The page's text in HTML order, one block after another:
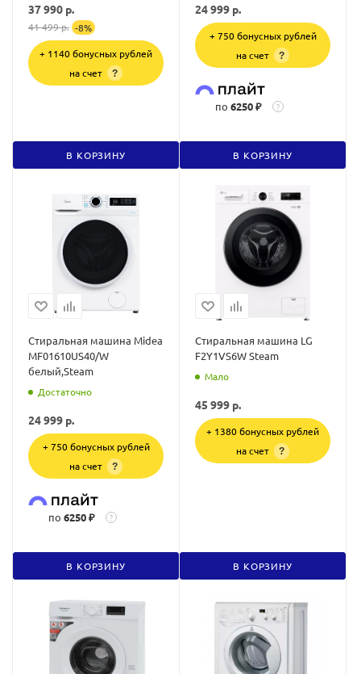
37 990 р.
41 499р. -8%
+ 1140 бонусных рублей
на счет
?
В КОРЗИНУ
24 999 р.
+ 750 бонусных рублей
на счет
?
по 6250 ₽ ?
В КОРЗИНУ
Стиральная машина Midea
MF01610US40/W
белый,Steam
Достаточно
24 999 р.
+ 750 бонусных рублей
на счет
?
по 6250 ₽ ?
В КОРЗИНУ
Стиральная машина LG
F2Y1VS6W Steam
Мало
45 999 р.
+ 1380 бонусных рублей
на счет
?
В КОРЗИНУ